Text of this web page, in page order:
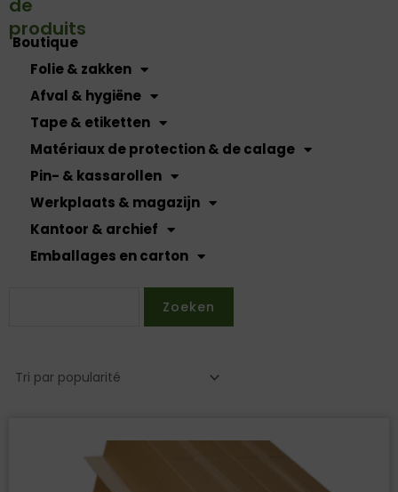
de
produits
Boutique
Folie & zakken
Afval & hygiëne
Tape & etiketten
Matériaux de protection & de calage
Pin- & kassarollen
Werkplaats & magazijn
Kantoor & archief
Emballages en carton
Zoeken